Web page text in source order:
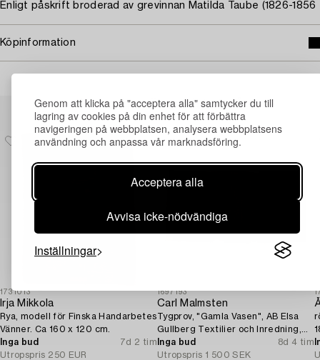
Genom att klicka på "acceptera alla" samtycker du till
lagring av cookies på din enhet för att förbättra
navigeringen på webbplatsen, analysera webbplatsens
användning och anpassa vår marknadsföring.
Acceptera alla
Avvisa icke-nödvändiga
Inställningar
Enligt påskrift broderad av grevinnan Matilda Taube (1826-1856
Köpinformation
Andra har även tittat på
1731013
Irja Mikkola
Rya, modell för Finska Handarbetes
Vänner. Ca 160 x 120 cm.
Inga bud
7d 2 tim
Utropspris 250 EUR
1697193
Carl Malmsten
Tygprov, "Gamla Vasen", AB Elsa
Gullberg Textilier och Inredning,
Stockholm, 1920-tal.
Inga bud
8d 4 tim
Utropspris 1 500 SEK